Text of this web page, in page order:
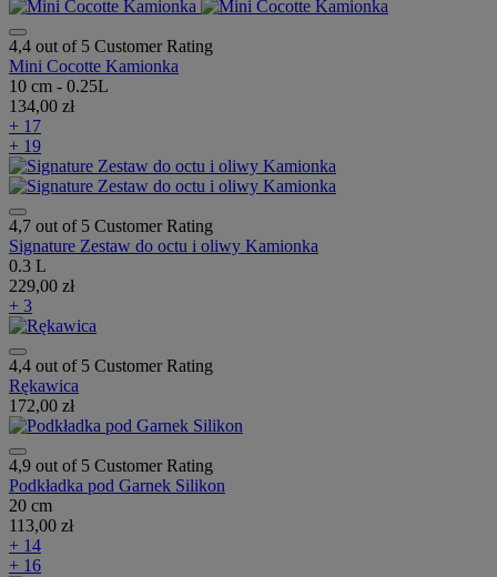
4,4 out of 5 Customer Rating
Mini Cocotte Kamionka
10 cm - 0.25L
134,00 zł
+ 17
+ 19
4,7 out of 5 Customer Rating
Signature Zestaw do octu i oliwy Kamionka
0.3 L
229,00 zł
+ 3
4,4 out of 5 Customer Rating
Rękawica
172,00 zł
4,9 out of 5 Customer Rating
Podkładka pod Garnek Silikon
20 cm
113,00 zł
+ 14
+ 16